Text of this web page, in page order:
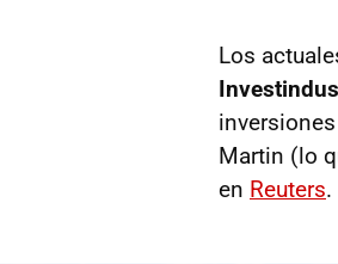
Los
Martin (lo
en Reuters.